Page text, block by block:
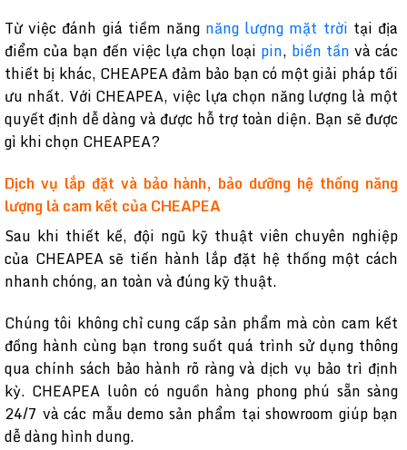
Từ việc đánh giá tiềm năng năng lượng mặt trời tại địa
điểm của bạn đến việc lựa chọn loại pin, biến tần và các
thiết bị khác, CHEAPEA đảm bảo bạn có một giải pháp tối
ưu nhất. Với CHEAPEA, việc lựa chọn năng lượng là một
quyết định dễ dàng và được hỗ trợ toàn diện. Bạn sẽ được
gì khi chọn CHEAPEA?
Dịch vụ lắp đặt và bảo hành, bảo dưỡng hệ thống năng
lượng là cam kết của CHEAPEA
Sau khi thiết kế, đội ngũ kỹ thuật viên chuyên nghiệp
của CHEAPEA sẽ tiến hành lắp đặt hệ thống một cách
nhanh chóng, an toàn và đúng kỹ thuật.
Chúng tôi không chỉ cung cấp sản phẩm mà còn cam kết
đồng hành cùng bạn trong suốt quá trình sử dụng thông
qua chính sách bảo hành rõ ràng và dịch vụ bảo trì định
kỳ. CHEAPEA luôn có nguồn hàng phong phú sẵn sàng
24/7 và các mẫu demo sản phẩm tại showroom giúp bạn
dễ dàng hình dung.